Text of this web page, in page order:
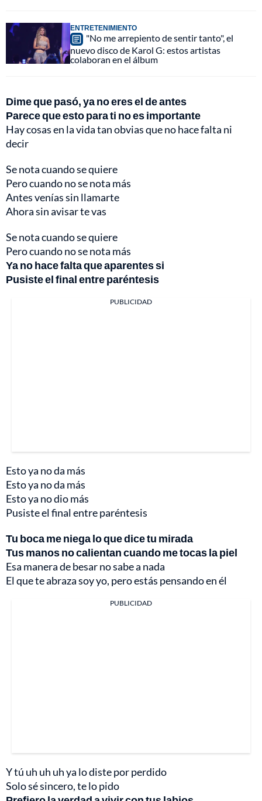
ENTRETENIMIENTO
"No me arrepiento de sentir tanto", el
nuevo disco de Karol G: estos artistas
colaboran en el álbum
Dime que pasó, ya no eres el de antes
Parece que esto para ti no es importante
Hay cosas en la vida tan obvias que no hace falta ni
decir
Se nota cuando se quiere
Pero cuando no se nota más
Antes venías sin llamarte
Ahora sin avisar te vas
Se nota cuando se quiere
Pero cuando no se nota más
Ya no hace falta que aparentes si
Pusiste el final entre paréntesis
PUBLICIDAD
Esto ya no da más
Esto ya no da más
Esto ya no dio más
Pusiste el final entre paréntesis
Tu boca me niega lo que dice tu mirada
Tus manos no calientan cuando me tocas la piel
Esa manera de besar no sabe a nada
El que te abraza soy yo, pero estás pensando en él
PUBLICIDAD
Y tú uh uh uh ya lo diste por perdido
Solo sé sincero, te lo pido